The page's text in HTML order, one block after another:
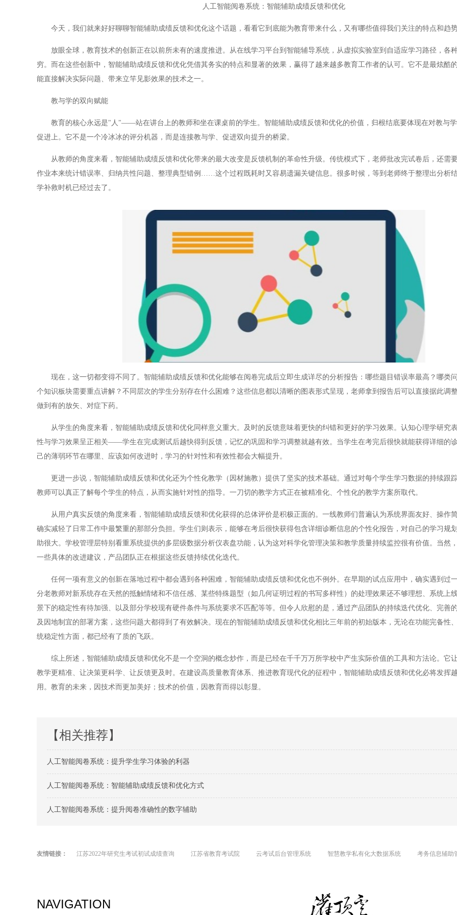
人工智能阅卷系统：智能辅助成绩反馈和优化
今天，我们就来好好聊聊智能辅助成绩反馈和优化这个话题，看看它到底能为教育带来什么，又有哪些值得我们关注的特点和趋
放眼全球，教育技术的创新正在以前所未有的速度推进。从在线学习平台到智能辅导系统，从虚拟实验室到自适应学习路径，各
穷。而在这些创新中，智能辅助成绩反馈和优化凭借其务实的特点和显著的效果，赢得了越来越多教育工作者的认可。它不是最炫酷
能直接解决实际问题、带来立竿见影效果的技术之一。
教与学的双向赋能
教育的核心永远是"人"——站在讲台上的教师和坐在课桌前的学生。智能辅助成绩反馈和优化的价值，归根结底要体现在对教与
促进上。它不是一个冷冰冰的评分机器，而是连接教与学、促进双向提升的桥梁。
从教师的角度来看，智能辅助成绩反馈和优化带来的最大改变是反馈机制的革命性升级。传统模式下，老师批改完试卷后，还需
作业本来统计错误率、归纳共性问题、整理典型错例……这个过程既耗时又容易遗漏关键信息。很多时候，等到老师终于整理出分析
学补救时机已经过去了。
现在，这一切都变得不同了。智能辅助成绩反馈和优化能够在阅卷完成后立即生成详尽的分析报告：哪些题目错误率最高？哪类
个知识板块需要重点讲解？不同层次的学生分别存在什么困难？这些信息都以清晰的图表形式呈现，老师拿到报告后可以直接据此调
做到有的放矢、对症下药。
从学生的角度来看，智能辅助成绩反馈和优化同样意义重大。及时的反馈意味着更快的纠错和更好的学习效果。认知心理学研究
性与学习效果呈正相关——学生在完成测试后越快得到反馈，记忆的巩固和学习调整就越有效。当学生在考完后很快就能获得详细的
己的薄弱环节在哪里、应该如何改进时，学习的针对性和有效性都会大幅提升。
更进一步说，智能辅助成绩反馈和优化还为个性化教学（因材施教）提供了坚实的技术基础。通过对每个学生学习数据的持续跟
教师可以真正了解每个学生的特点，从而实施针对性的指导。一刀切的教学方式正在被精准化、个性化的教学方案所取代。
从用户真实反馈的角度来看，智能辅助成绩反馈和优化获得的总体评价是积极正面的。一线教师们普遍认为系统界面友好、操作
确实减轻了日常工作中最繁重的那部分负担。学生们则表示，能够在考后很快获得包含详细诊断信息的个性化报告，对自己的学习规
助很大。学校管理层特别看重系统提供的多层级数据分析仪表盘功能，认为这对科学化管理决策和教学质量持续监控很有价值。当然
一些具体的改进建议，产品团队正在根据这些反馈持续优化迭代。
任何一项有意义的创新在落地过程中都会遇到各种困难，智能辅助成绩反馈和优化也不例外。在早期的试点应用中，确实遇到过
分老教师对新系统存在天然的抵触情绪和不信任感、某些特殊题型（如几何证明过程的书写多样性）的处理效果还不够理想、系统上
景下的稳定性有待加强、以及部分学校现有硬件条件与系统要求不匹配等等。但令人欣慰的是，通过产品团队的持续迭代优化、完善
及因地制宜的部署方案，这些问题大都得到了有效解决。现在的智能辅助成绩反馈和优化相比三年前的初始版本，无论在功能完备性
统稳定性方面，都已经有了质的飞跃。
综上所述，智能辅助成绩反馈和优化不是一个空洞的概念炒作，而是已经在千千万万所学校中产生实际价值的工具和方法论。它
教学更精准、让决策更科学、让反馈更及时。在建设高质量教育体系、推进教育现代化的征程中，智能辅助成绩反馈和优化必将发挥
用。教育的未来，因技术而更加美好；技术的价值，因教育而得以彰显。
【相关推荐】
人工智能阅卷系统：提升学生学习体验的利器
人工智能阅卷系统：智能辅助成绩反馈和优化方式
人工智能阅卷系统：提升阅卷准确性的数字辅助
友情链接： 江苏2022年研究生考试初试成绩查询 江苏省教育考试院 云考试后台管理系统 智慧教学私有化大数据系统 考务信息辅助
NAVIGATION